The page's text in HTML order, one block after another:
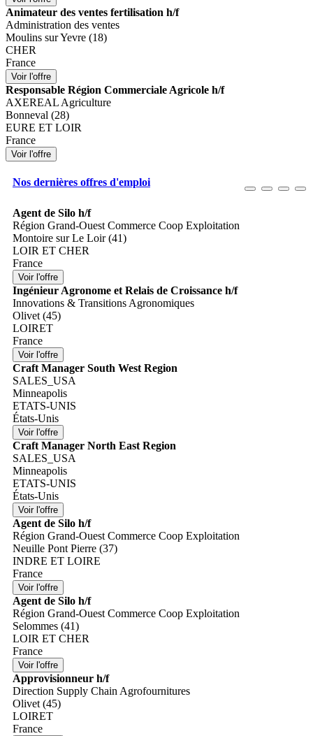
Animateur des ventes fertilisation h/f
Administration des ventes
Moulins sur Yevre (18)
CHER
France
Responsable Région Commerciale Agricole h/f
AXEREAL Agriculture
Bonneval (28)
EURE ET LOIR
France
Nos dernières offres d'emploi
Agent de Silo h/f
Région Grand-Ouest Commerce Coop Exploitation
Montoire sur Le Loir (41)
LOIR ET CHER
France
Ingénieur Agronome et Relais de Croissance h/f
Innovations & Transitions Agronomiques
Olivet (45)
LOIRET
France
Craft Manager South West Region
SALES_USA
Minneapolis
ETATS-UNIS
États-Unis
Craft Manager North East Region
SALES_USA
Minneapolis
ETATS-UNIS
États-Unis
Agent de Silo h/f
Région Grand-Ouest Commerce Coop Exploitation
Neuille Pont Pierre (37)
INDRE ET LOIRE
France
Agent de Silo h/f
Région Grand-Ouest Commerce Coop Exploitation
Selommes (41)
LOIR ET CHER
France
Approvisionneur h/f
Direction Supply Chain Agrofournitures
Olivet (45)
LOIRET
France